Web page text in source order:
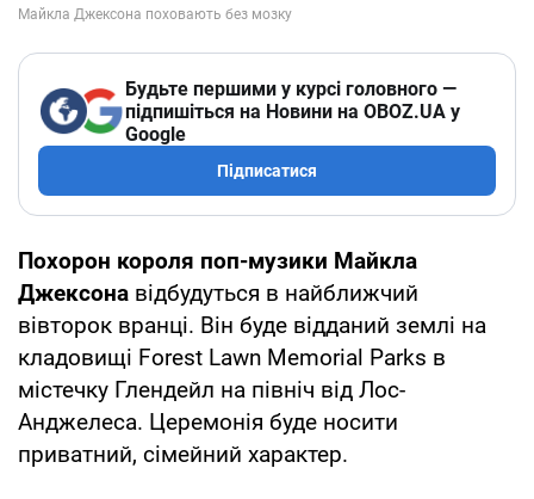
Будьте першими у курсі головного —
підпишіться на Новини на OBOZ.UA у
Google
Підписатися
Похорон короля поп-музики Майкла
Джексона відбудуться в найближчий
вівторок вранці. Він буде відданий землі на
кладовищі Forest Lawn Memorial Parks в
містечку Глендейл на північ від Лос-
Анджелеса. Церемонія буде носити
приватний, сімейний характер.